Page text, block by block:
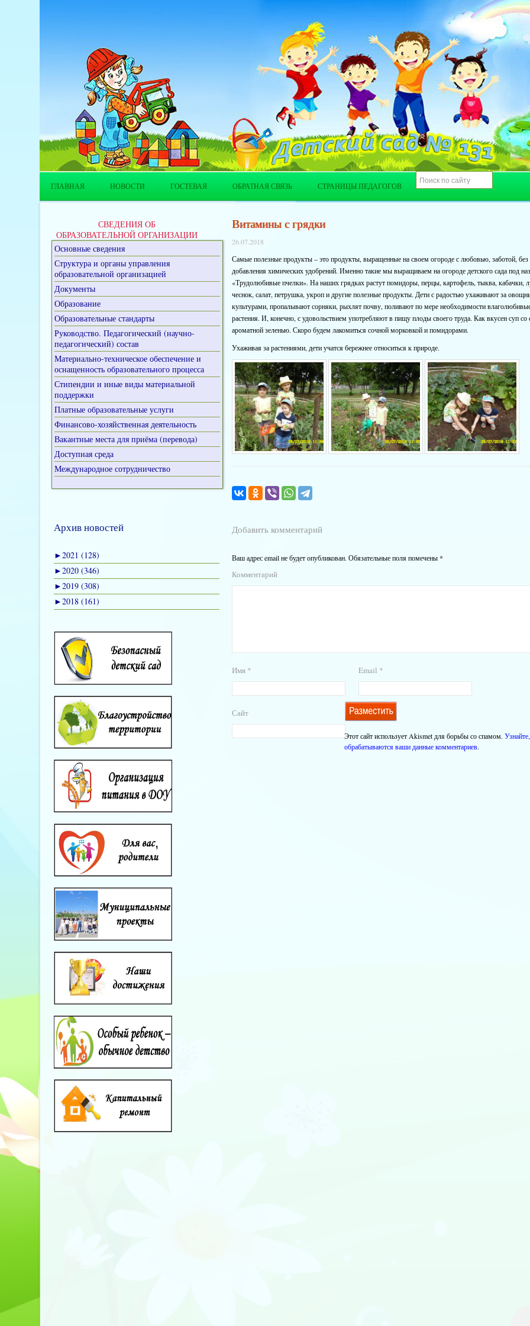
ГЛАВНАЯ НОВОСТИ ГОСТЕВАЯ ОБРАТНАЯ СВЯЗЬ СТРАНИЦЫ ПЕДАГОГОВ
СВЕДЕНИЯ ОБ
ОБРАЗОВАТЕЛЬНОЙ ОРГАНИЗАЦИИ
Основные сведения
Структура и органы управления
образовательной организацией
Документы
Образование
Образовательные стандарты
Руководство. Педагогический (научно-
педагогический) состав
Материально-техническое обеспечение и
оснащенность образовательного процесса
Стипендии и иные виды материальной
поддержки
Платные образовательные услуги
Финансово-хозяйственная деятельность
Вакантные места для приёма (перевода)
Доступная среда
Международное сотрудничество
Архив новостей
►2021 (128)
►2020 (346)
►2019 (308)
►2018 (161)
Витамины с грядки
26.07.2018
Самые полезные продукты – это продукты, выращенные на своем огороде с любовью, заботой, без
добавления химических удобрений. Именно такие мы выращиваем на огороде детского сада под
«Трудолюбивые пчелки». На наших грядках растут помидоры, перцы, картофель, тыква, кабачки,
чеснок, салат, петрушка, укроп и другие полезные продукты. Дети с радостью ухаживают за
культурами, пропалывают сорняки, рыхлят почву, поливают по мере необходимости
растения. И, конечно, с удовольствием употребляют в пищу плоды своего труда. Как вкусен суп со
ароматной зеленью. Скоро будем лакомиться сочной морковкой и помидорами.
Ухаживая за растениями, дети учатся бережнее относиться к природе.
Добавить комментарий
Ваш адрес email не будет опубликован. Обязательные поля помечены *
Комментарий
Имя * Email *
Сайт
Этот сайт использует Akismet для борьбы со спамом.
обрабатываются ваши данные комментариев.